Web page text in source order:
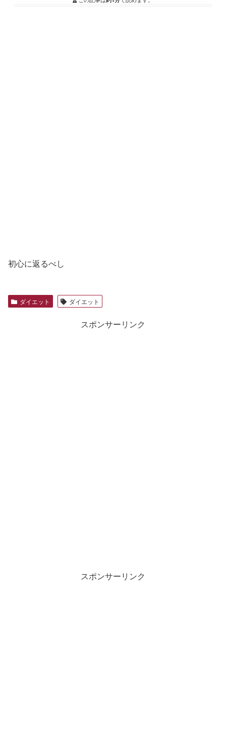
初心に返るべし
ダイエット ダイエット
スポンサーリンク
スポンサーリンク